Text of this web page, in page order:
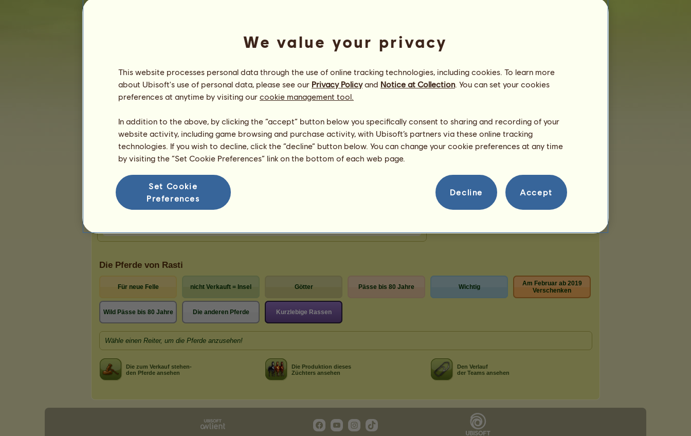
historija
sehr nette ( unterstützen ) *
nett,Mutter von historija *
Team historija
2 3 ... 15 16 17
Alle meine Pferde ansehen
Aktuell: Wasser der Jugend
Die Pferde von Rasti
Für neue Felle nicht Verkauft = Insel Götter Pässe bis 80 Jahre Wichtig
Am Februar ab 2019
Verschenken
Wild Pässe bis 80 Jahre Die anderen Pferde Kurzlebige Rassen
Wähle einen Reiter, um die Pferde anzusehen!
Die zum Verkauf stehen-
den Pferde ansehen
Die Produktion dieses
Züchters ansehen
Den Verlauf
der Teams ansehen
We value your privacy
This website processes personal data through the use of online tracking technologies, including cookies. To learn more
about Ubisoft's use of personal data, please see our Privacy Policyand Notice at Collection. You can set your cookies
preferences at anytime by visiting our cookie management tool.
In addition to the above, by clicking the “accept” button below you specifically consent to sharing and recording of your
website activity, including game browsing and purchase activity, with Ubisoft’s partners via these online tracking
technologies. If you wish to decline, click the “decline” button below. You can change your cookie preferences at any time
by visiting the “Set Cookie Preferences” link on the bottom of each web page.
Set Cookie
Preferences
Decline Accept